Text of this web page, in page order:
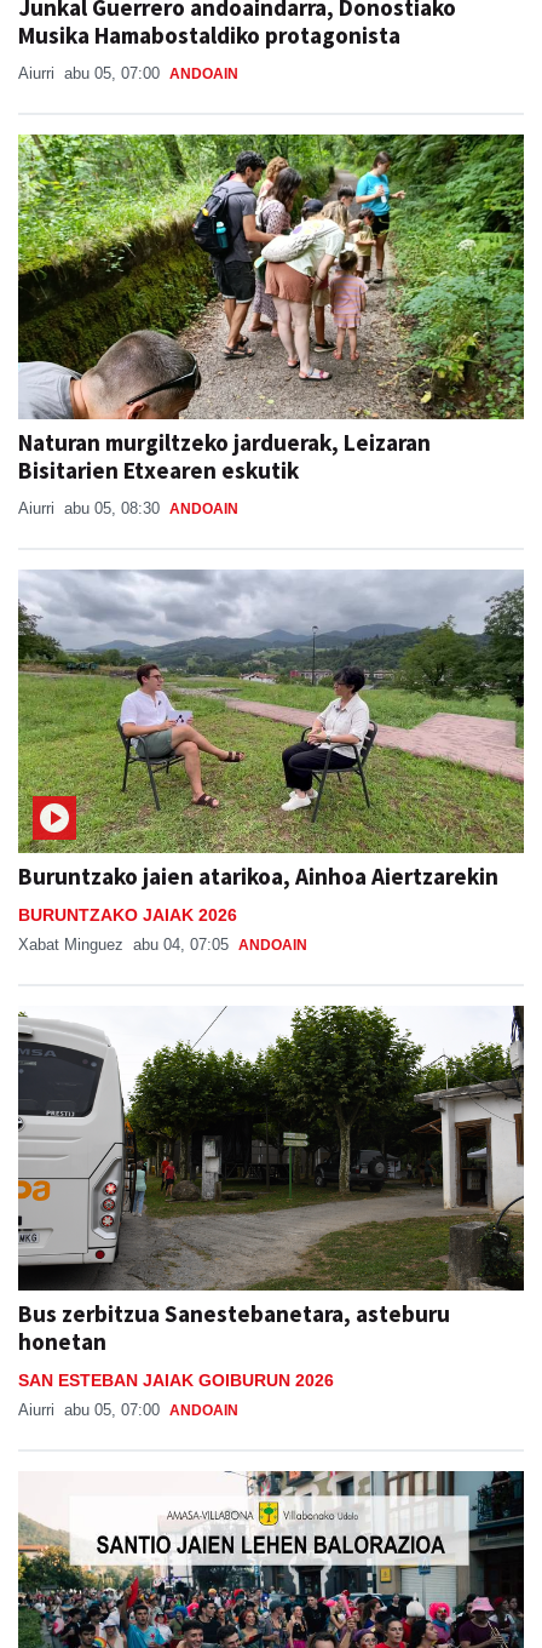
Junkal Guerrero andoaindarra, Donostiako
Musika Hamabostaldiko protagonista
Aiurri abu 05, 07:00 ANDOAIN
Naturan murgiltzeko jarduerak, Leizaran
Bisitarien Etxearen eskutik
Aiurri abu 05, 08:30 ANDOAIN
Buruntzako jaien atarikoa, Ainhoa Aiertzarekin
BURUNTZAKO JAIAK 2026
Xabat Minguez abu 04, 07:05 ANDOAIN
Bus zerbitzua Sanestebanetara, asteburu
honetan
SAN ESTEBAN JAIAK GOIBURUN 2026
Aiurri abu 05, 07:00 ANDOAIN